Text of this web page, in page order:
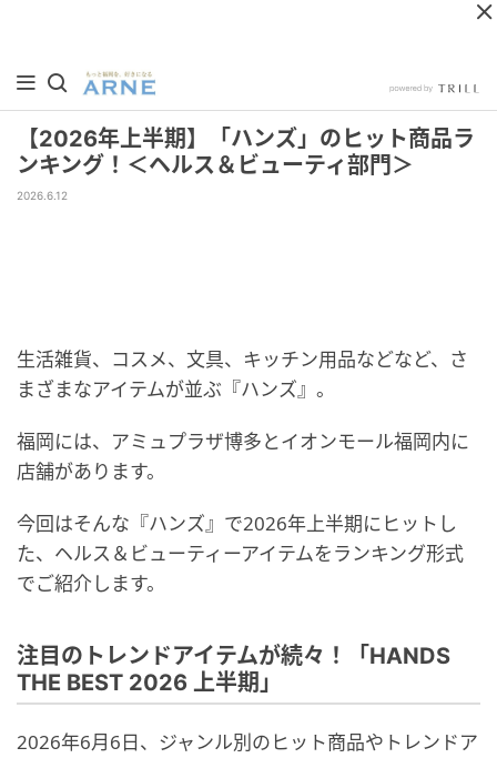
【2026年上半期】「ハンズ」のヒット商品ラ
ンキング！＜ヘルス＆ビューティ部門＞
2026.6.12
生活雑貨、コスメ、文具、キッチン用品などなど、さ
まざまなアイテムが並ぶ『ハンズ』。
福岡には、アミュプラザ博多とイオンモール福岡内に
店舗があります。
今回はそんな『ハンズ』で2026年上半期にヒットし
た、ヘルス＆ビューティーアイテムをランキング形式
でご紹介します。
注目のトレンドアイテムが続々！「HANDS
THE BEST 2026 上半期」
2026年6月6日、ジャンル別のヒット商品やトレンドア